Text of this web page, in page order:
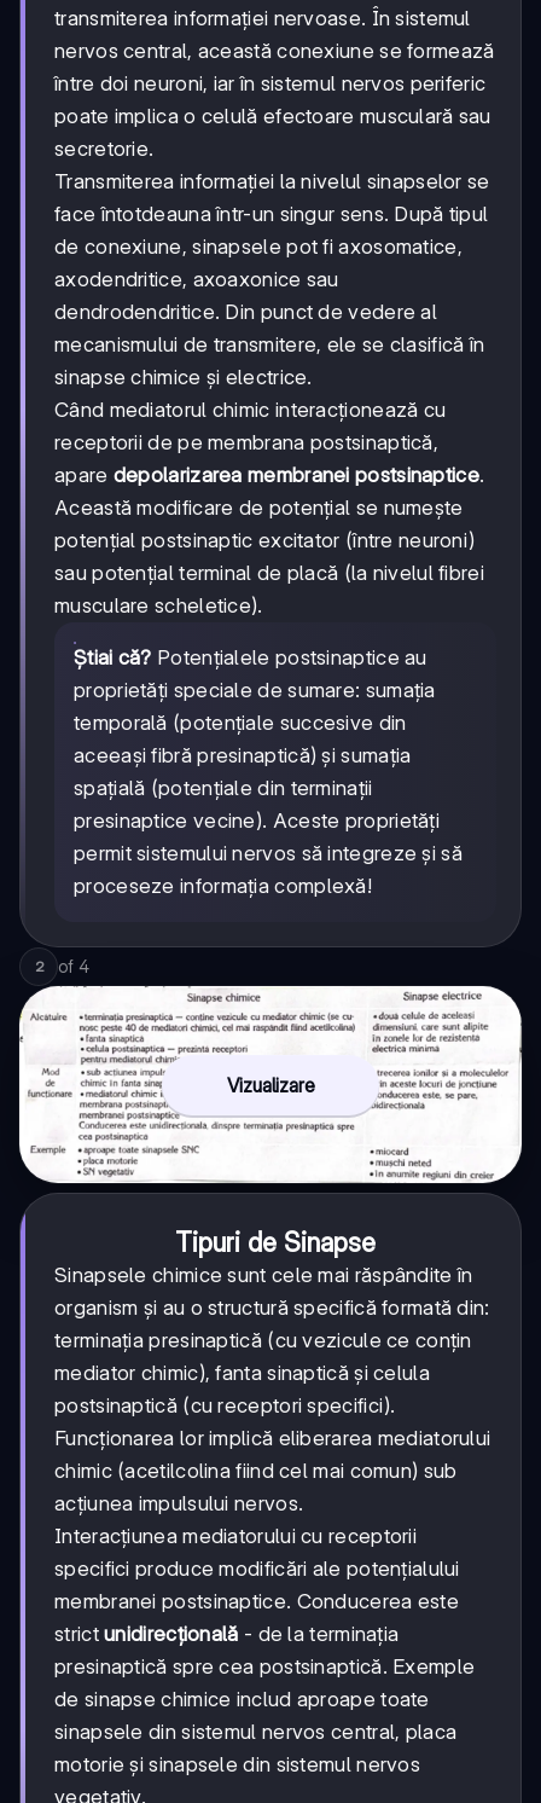
transmiterea informației nervoase. În sistemul
nervos central, această conexiune se formează
între doi neuroni, iar în sistemul nervos periferic
poate implica o celulă efectoare musculară sau
secretorie.
Transmiterea informației la nivelul sinapselor se
face întotdeauna într-un singur sens. După tipul
de conexiune, sinapsele pot fi axosomatice,
axodendritice, axoaxonice sau
dendrodendritice. Din punct de vedere al
mecanismului de transmitere, ele se clasifică în
sinapse chimice și electrice.
Când mediatorul chimic interacționează cu
receptorii de pe membrana postsinaptică,
apare depolarizarea membranei postsinaptice.
Această modificare de potențial se numește
potențial postsinaptic excitator (între neuroni)
sau potențial terminal de placă (la nivelul fibrei
musculare scheletice).
Știai că? Potențialele postsinaptice au
proprietăți speciale de sumare: sumația
temporală (potențiale succesive din
aceeași fibră presinaptică) și sumația
spațială (potențiale din terminații
presinaptice vecine). Aceste proprietăți
permit sistemului nervos să integreze și să
proceseze informația complexă!
2 of 4
Vizualizare
Tipuri de Sinapse
Sinapsele chimice sunt cele mai răspândite în
organism și au o structură specifică formată din:
terminația presinaptică (cu vezicule ce conțin
mediator chimic), fanta sinaptică și celula
postsinaptică (cu receptori specifici).
Funcționarea lor implică eliberarea mediatorului
chimic (acetilcolina fiind cel mai comun) sub
acțiunea impulsului nervos.
Interacțiunea mediatorului cu receptorii
specifici produce modificări ale potențialului
membranei postsinaptice. Conducerea este
strictunidirecțională - de la terminația
presinaptică spre cea postsinaptică. Exemple
de sinapse chimice includ aproape toate
sinapsele din sistemul nervos central, placa
motorie și sinapsele din sistemul nervos
vegetativ.